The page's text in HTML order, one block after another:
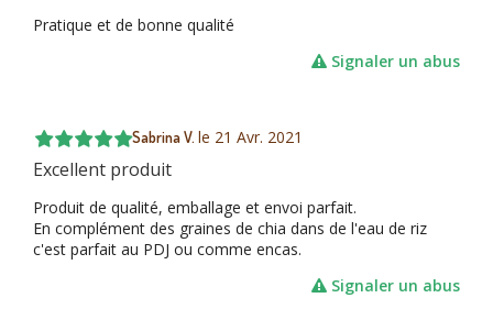
Pratique et de bonne qualité
Signaler un abus
Sabrina V. le 21 Avr. 2021
Excellent produit
Produit de qualité, emballage et envoi parfait.
En complément des graines de chia dans de l'eau de riz
c'est parfait au PDJ ou comme encas.
Signaler un abus